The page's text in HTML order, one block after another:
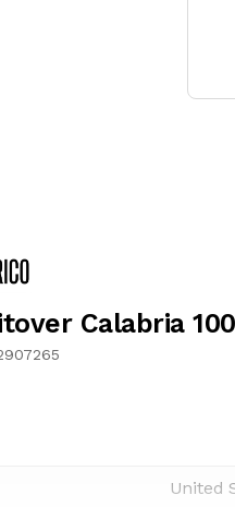
Calabria
United